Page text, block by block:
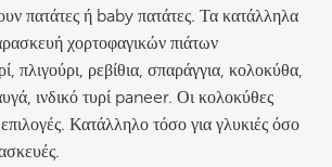
πατάτες ή baby πατάτες. Τα κατάλληλα
χορτοφαγικών πιάτων
πλιγούρι, ρεβίθια, σπαράγγια, κολοκύθα,
ινδικό τυρί paneer. Οι κολοκύθες
Κατάλληλο τόσο για γλυκιές όσο